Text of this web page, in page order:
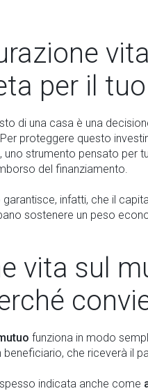
per il
di una casa è una
proteggere questo
, uno strumento pensato per
del finanziamento.
garantisce, infatti, che il
sostenere un peso
vita sul
funziona in modo
beneficiario, che riceverà il
indicata anche come